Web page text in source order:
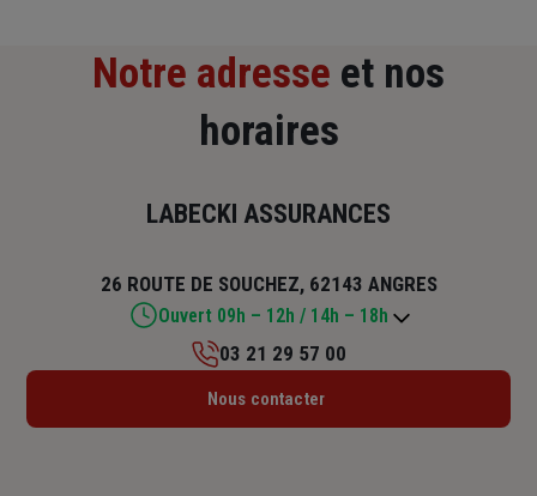
Notre adresse et nos
horaires
LABECKI ASSURANCES
26 ROUTE DE SOUCHEZ, 62143 ANGRES
Ouvert 09h – 12h / 14h – 18h
Lundi : 09h – 12h / 14h – 18h
03 21 29 57 00
Nous contacter